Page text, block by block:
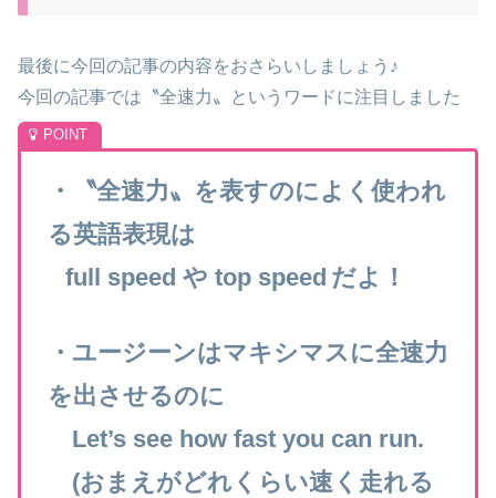
最後に今回の記事の内容をおさらいしましょう♪
今回の記事では〝全速力〟というワードに注目しました
・〝全速力〟を表すのによく使われ
る英語表現は
full speed や top speed だよ！
・ユージーンはマキシマスに全速力
を出させるのに
Let’s see how fast you can run.
(おまえがどれくらい速く走れる